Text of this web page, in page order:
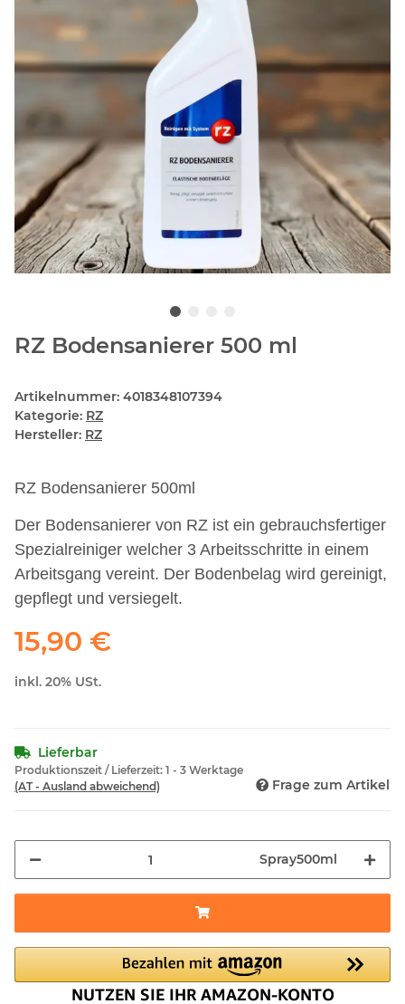
RZ Bodensanierer 500 ml
Artikelnummer: 4018348107394
Kategorie: RZ
Hersteller: RZ
RZ Bodensanierer 500ml
Der Bodensanierer von RZ ist ein gebrauchsfertiger
Spezialreiniger welcher 3 Arbeitsschritte in einem
Arbeitsgang vereint. Der Bodenbelag wird gereinigt,
gepflegt und versiegelt.
15,90 €
inkl. 20% USt.
Lieferbar
Produktionszeit / Lieferzeit: 1 - 3 Werktage
(AT - Ausland abweichend)
Frage zum Artikel
Spray500ml